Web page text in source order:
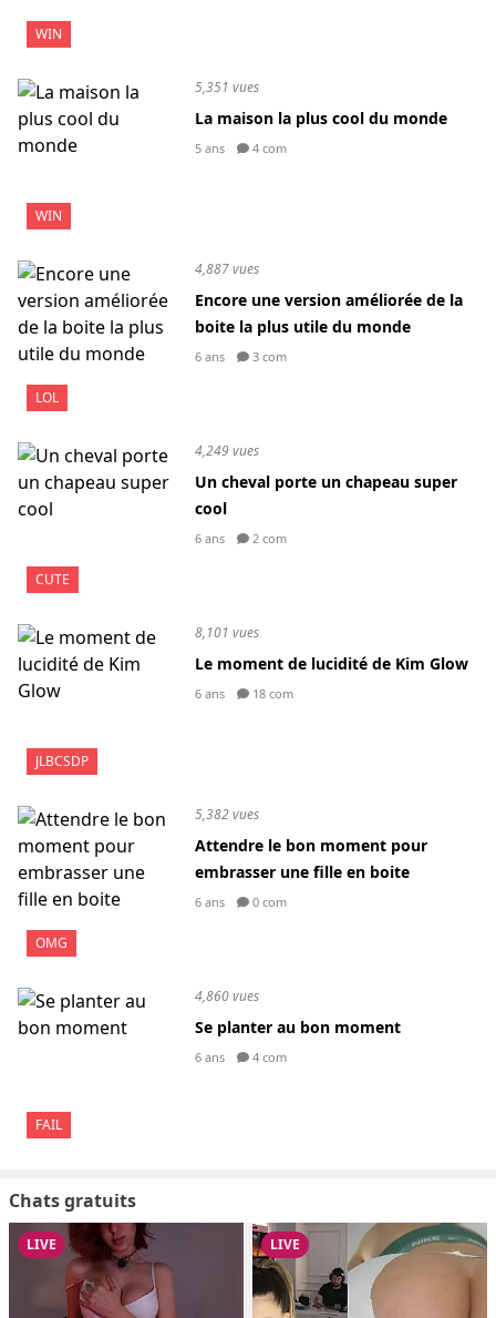
WIN
WIN
5,351 vues
La maison la plus cool du monde
5 ans 4 com
LOL
4,887 vues
Encore une version améliorée de la
boite la plus utile du monde
6 ans 3 com
CUTE
4,249 vues
Un cheval porte un chapeau super
cool
6 ans 2 com
JLBCSDP
8,101 vues
Le moment de lucidité de Kim Glow
6 ans 18 com
OMG
5,382 vues
Attendre le bon moment pour
embrasser une fille en boite
6 ans 0 com
FAIL
4,860 vues
Se planter au bon moment
6 ans 4 com
Chats gratuits